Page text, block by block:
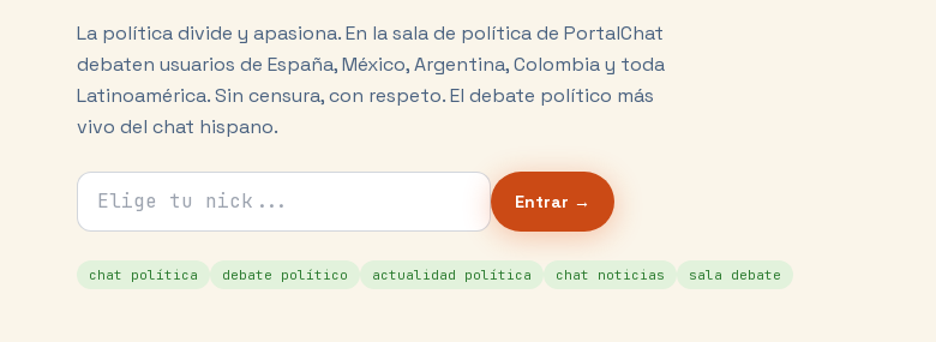
La política divide y apasiona. En la sala de política de PortalChat
debaten usuarios de España, México, Argentina, Colombia y toda
Latinoamérica. Sin censura, con respeto. El debate político más
vivo del chat hispano.
Tu nick para el chat
Entrar →
chat política debate político actualidad política chat noticias sala debate